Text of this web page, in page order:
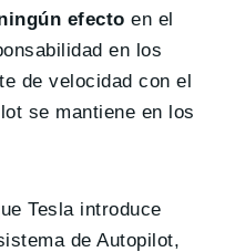
efecto en el
en los
de velocidad con el
se mantiene en los
Tesla introduce
de Autopilot,